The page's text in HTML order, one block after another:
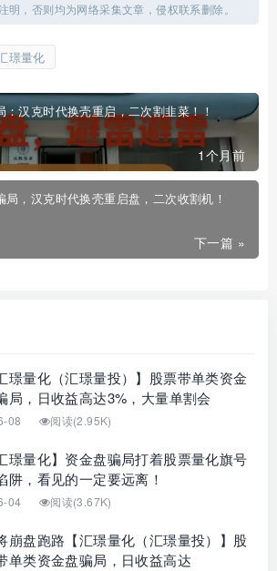
明，否则均为网络采集文章，侵权联系删除。
璟量化
：汉克时代换壳重启，二次割韭菜！！
1个月前
局，汉克时代换壳重启盘，二次收割机！
下一篇 »
璟量化（汇璟量投）】股票带单类资金
局，日收益高达3%，大量单割会
08 阅读(2.95K)
璟量化】资金盘骗局打着股票量化旗号
阱，看见的一定要远离！
04 阅读(3.67K)
崩盘跑路【汇璟量化（汇璟量投）】股
单类资金盘骗局，日收益高达